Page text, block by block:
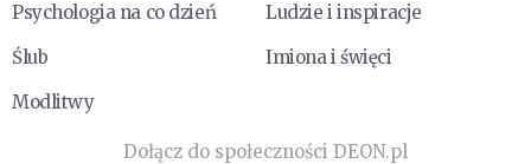
Psychologia na co dzień
Ludzie i inspiracje
Ślub
Imiona i święci
Modlitwy
Dołącz do społeczności DEON.pl